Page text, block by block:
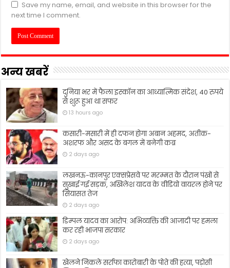
Save my name, email, and website in this browser for the
next time I comment.
अन्य खबरें
दुनिया भर में फैला इस्कॉन का आध्यात्मिक संदेश, 40 रुपये
से शुरू हुआ था सफर
13 hours ago
कसारी-मसारी में ही दफन होगा अबान अहमद, अतीक-
अशरफ और असद के बगल में बनेगी कब्र
2 days ago
लखनऊ-कानपुर एक्सप्रेसवे पर मरम्मत के दौरान पंखों से
सुखाई गई सड़क, अखिलेश यादव के वीडियो वायरल होने पर
सियासत तेज
2 days ago
डिम्पल यादव का आरोप: अभिव्यक्ति की आजादी पर हमला
कर रही भाजपा सरकार
2 days ago
खेलने निकले सर्राफा कारोबारी के पोते की हत्या, पड़ोसी